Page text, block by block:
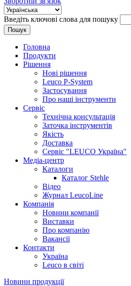
Введіть ключові слова для пошуку
Головна
Продукти
Рішення
Нові рішення
Leuco P-System
Застосування
Про наші інструменти
Сервіс
Технічна консультація
Заточка інструментів
Якість
Доставка
Сервiс "LEUCO Україна"
Медіа-центр
Каталоги
Каталог Stehle
Відео
Журнал LeucoLine
Компанія
Новини компанії
Виставки
Про компанію
Вакансії
Контакти
Україна
Leuco в світі
Новини продукції